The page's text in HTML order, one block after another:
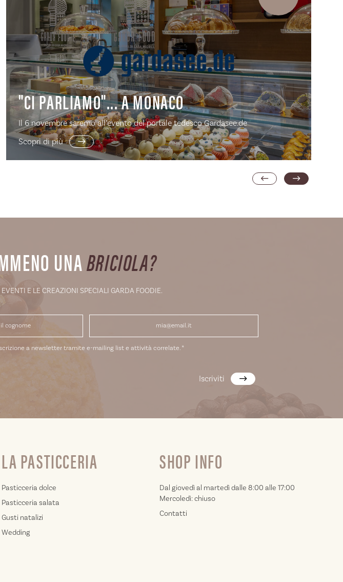
"CI PARLIAMO"... A MONACO
Il 6 novembre saremo all’evento del portale tedesco Gardasee.de
Scopri di più
UNABRICIOLA?
E LE CREAZIONI SPECIALI GARDA FOODIE.
a newsletter tramite e-mailing list e attività correlate.*
Iscriviti
LA PASTICCERIA
Pasticceria dolce
Pasticceria salata
Gusti natalizi
Wedding
SHOP INFO
Dal giovedì al martedì dalle 8:00 alle 17:00
Mercoledì: chiuso
Contatti